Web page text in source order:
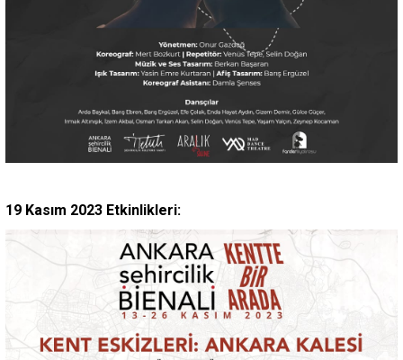
19 Kasım 2023 Etkinlikleri: